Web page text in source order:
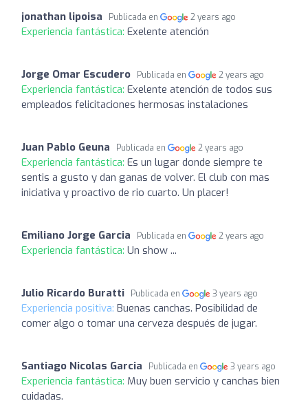
jonathan lipoisa Publicada en 2 years ago
Experiencia fantástica: Exelente atención
Jorge Omar Escudero Publicada en 2 years ago
Experiencia fantástica: Exelente atención de todos sus
empleados felicitaciones hermosas instalaciones
Juan Pablo Geuna Publicada en 2 years ago
Experiencia fantástica: Es un lugar donde siempre te
sentis a gusto y dan ganas de volver. El club con mas
iniciativa y proactivo de rio cuarto. Un placer!
Emiliano Jorge Garcia Publicada en 2 years ago
Experiencia fantástica: Un show ...
Julio Ricardo Buratti Publicada en 3 years ago
Experiencia positiva: Buenas canchas. Posibilidad de
comer algo o tomar una cerveza después de jugar.
Santiago Nicolas Garcia Publicada en 3 years ago
Experiencia fantástica: Muy buen servicio y canchas bien
cuidadas.